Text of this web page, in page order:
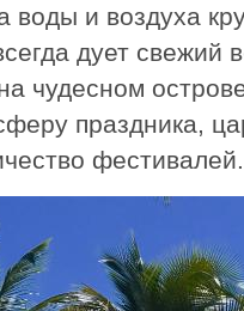
воды и воздуха
дует свежий
чудесном
праздника,
фестивалей.